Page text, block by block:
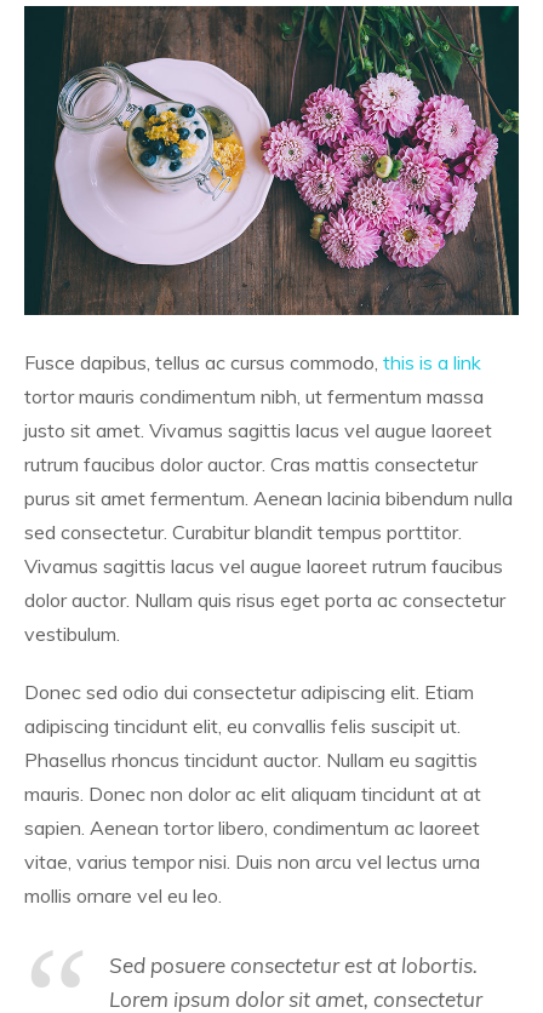
Fusce dapibus, tellus ac cursus commodo, this is a link
tortor mauris condimentum nibh, ut fermentum massa
justo sit amet. Vivamus sagittis lacus vel augue laoreet
rutrum faucibus dolor auctor. Cras mattis consectetur
purus sit amet fermentum. Aenean lacinia bibendum nulla
sed consectetur. Curabitur blandit tempus porttitor.
Vivamus sagittis lacus vel augue laoreet rutrum faucibus
dolor auctor. Nullam quis risus eget porta ac consectetur
vestibulum.
Donec sed odio dui consectetur adipiscing elit. Etiam
adipiscing tincidunt elit, eu convallis felis suscipit ut.
Phasellus rhoncus tincidunt auctor. Nullam eu sagittis
mauris. Donec non dolor ac elit aliquam tincidunt at at
sapien. Aenean tortor libero, condimentum ac laoreet
vitae, varius tempor nisi. Duis non arcu vel lectus urna
mollis ornare vel eu leo.
Sed posuere consectetur est at lobortis.
Lorem ipsum dolor sit amet, consectetur